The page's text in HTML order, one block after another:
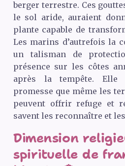
berger terrestre. Ces
le sol aride, auraient
plante capable de
Les marins d’autrefois la
un talisman de
présence sur les côtes
après la tempête.
promesse que même les
peuvent offrir refuge et
savent les reconnaître et
Dimension
spirituelle de